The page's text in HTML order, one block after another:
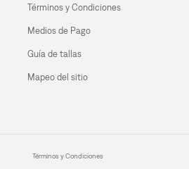
Términos y Condiciones
Medios de Pago
Guía de tallas
Mapeo del sitio
Términos y Condiciones